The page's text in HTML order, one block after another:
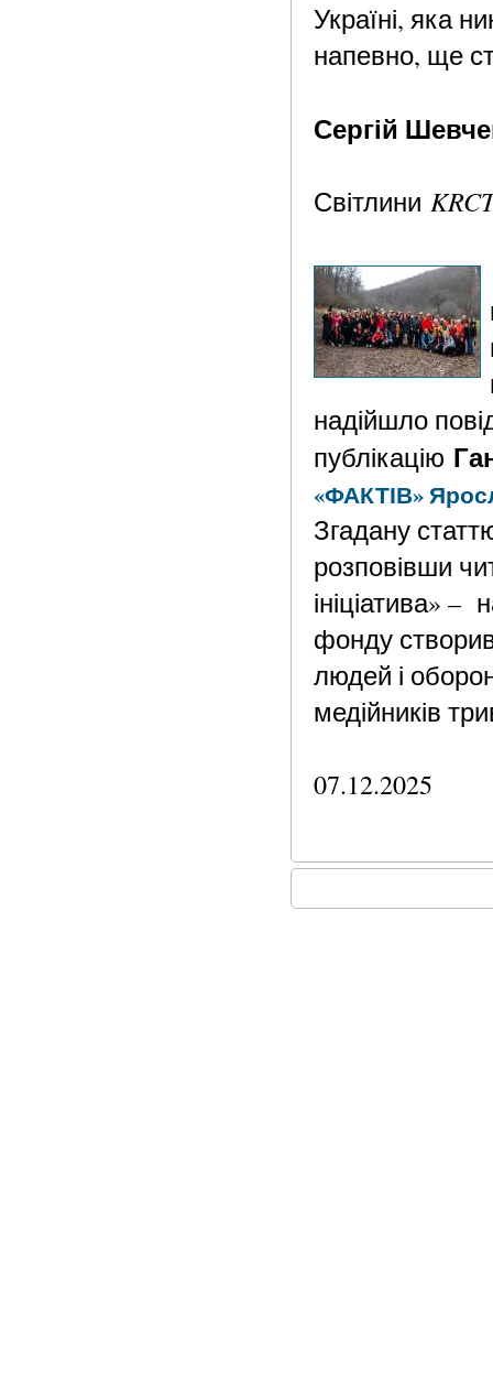
Україні, яка
напевно, ще
Сергій
Світлини
надійшло
публікацію
«ФАКТІВ»
Згадану
розповівши
ініціатива»
фонду
людей і
медійників
07.12.2025